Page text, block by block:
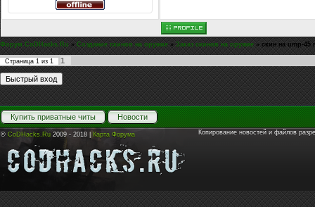
Форум CoDHacks.Ru » Создание скинов на оружие » Заказ скинов на оружие » скин на ump-45
Страница 1 из 1 1
Купить приватные читы Новости
© CoDHacks.Ru 2009 - 2018 | Карта Форума Копирование новостей и файлов